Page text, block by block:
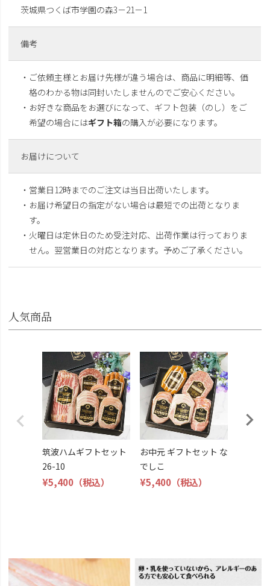
茨城県つくば市学園の森3－21－1
備考
・ご依頼主様とお届け先様が違う場合は、商品に明細等、価
格のわかる物は同封いたしませんのでご安心ください。
・お好きな商品をお選びになって、ギフト包装（のし）をご
希望の場合にはギフト箱の購入が必要になります。
お届けについて
・営業日12時までのご注文は当日出荷いたします。
・お届け希望日の指定がない場合は最短での出荷となりま
す。
・火曜日は定休日のため受注対応、出荷作業は行っておりま
せん。翌営業日の対応となります。予めご了承ください。
人気商品
筑波ハムギフトセット
26-10
¥5,400 （税込）
お中元 ギフトセット な
でしこ
¥5,400 （税込）